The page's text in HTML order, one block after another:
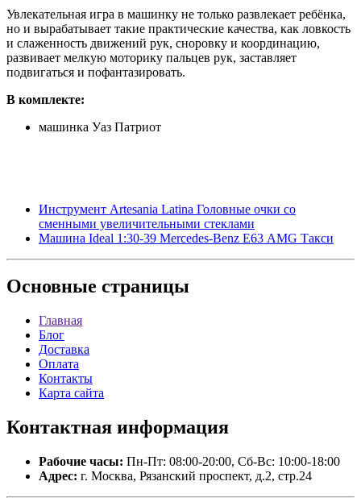
Увлекательная игра в машинку не только развлекает ребёнка,
но и вырабатывает такие практические качества, как ловкость
и слаженность движений рук, сноровку и координацию,
развивает мелкую моторику пальцев рук, заставляет
подвигаться и пофантазировать.
В комплекте:
машинка Уаз Патриот
Инструмент Artesania Latina Головные очки со
сменными увеличительными стеклами
Машина Ideal 1:30-39 Mercedes-Benz Е63 AMG Такси
Основные страницы
Главная
Блог
Доставка
Оплата
Контакты
Карта сайта
Контактная информация
Рабочие часы: Пн-Пт: 08:00-20:00, Сб-Вс: 10:00-18:00
Адрес: г. Москва, Рязанский проспект, д.2, стр.24